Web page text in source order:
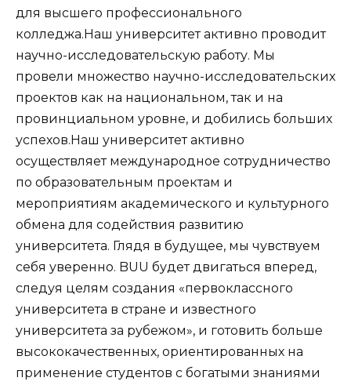
для высшего профессионального
колледжа.Наш университет активно проводит
научно-исследовательскую работу. Мы
провели множество научно-исследовательских
проектов как на национальном, так и на
провинциальном уровне, и добились больших
успехов.Наш университет активно
осуществляет международное сотрудничество
по образовательным проектам и
мероприятиям академического и культурного
обмена для содействия развитию
университета. Глядя в будущее, мы чувствуем
себя уверенно. BUU будет двигаться вперед,
следуя целям создания «первоклассного
университета в стране и известного
университета за рубежом», и готовить больше
высококачественных, ориентированных на
применение студентов с богатыми знаниями